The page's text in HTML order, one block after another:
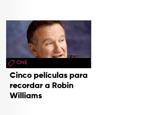
CINE
Cinco películas para
recordar a Robin
Williams